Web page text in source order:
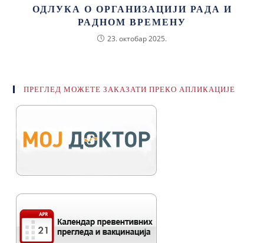
ОДЛУКА О ОРГАНИЗАЦИЈИ РАДА И
РАДНОМ ВРЕМЕНУ
23. октобар 2025.
ПРЕГЛЕД МОЖЕТЕ ЗАКАЗАТИ ПРЕКО АПЛИКАЦИЈЕ